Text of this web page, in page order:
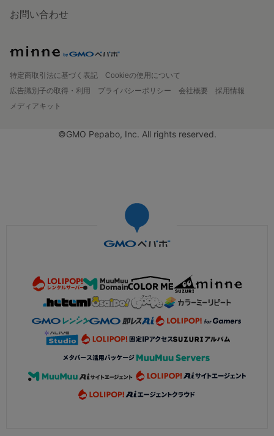
お問い合わせ
特定商取引法に基づく表記
Cookieの使用について
広告識別子の取得・利用
プライバシーポリシー 会社概要
採用情報
メディアキット
©GMO Pepabo, Inc. All rights reserved.